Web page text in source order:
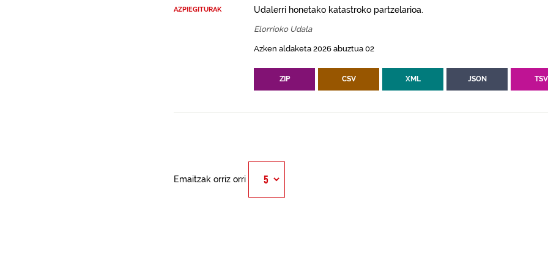
AZPIEGITURAK
Udalerri honetako katastroko partzelarioa.
Elorrioko Udala
Azken aldaketa 2026 abuztua 02
ZIP CSV XML JSON TSV
Emaitzak orriz orri